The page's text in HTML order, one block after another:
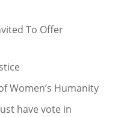
To Offer
Women’s Humanity
have vote in